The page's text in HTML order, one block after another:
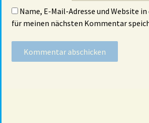
Name, E-Mail-Adresse und Website
für meinen nächsten Kommentar